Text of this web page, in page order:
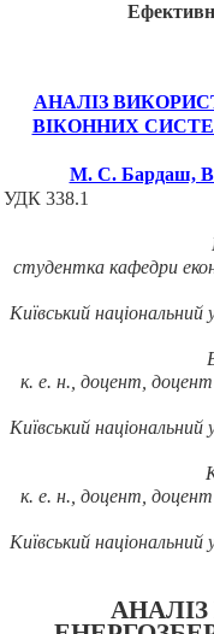
АНАЛІЗ
ВІКОННИХ
М. С. Бардаш,
УДК 338.1
студентка кафедри
Київський
к. е. н., доцент, доцент
Київський
к. е. н., доцент, доцент
Київський